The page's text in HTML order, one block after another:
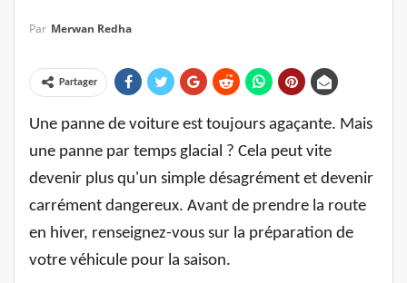
Par Merwan Redha
Partager
Une panne de voiture est toujours agaçante. Mais
une panne par temps glacial ? Cela peut vite
devenir plus qu'un simple désagrément et devenir
carrément dangereux. Avant de prendre la route
en hiver, renseignez-vous sur la préparation de
votre véhicule pour la saison.